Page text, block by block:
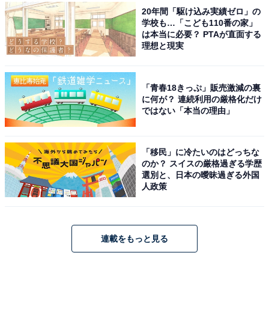
20年間「駆け込み実績ゼロ」の
学校も…「こども110番の家」
は本当に必要？ PTAが直面する
理想と現実
「青春18きっぷ」販売激減の裏
に何が？ 連続利用の厳格化だけ
ではない「本当の理由」
「移民」に冷たいのはどっちな
のか？ スイスの厳格過ぎる学歴
選別と、日本の曖昧過ぎる外国
人政策
連載をもっと見る